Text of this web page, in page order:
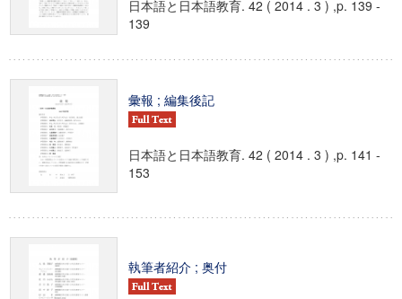
日本語と日本語教育. 42 ( 2014 . 3 ) ,p. 139 -
139
彙報 ; 編集後記
日本語と日本語教育. 42 ( 2014 . 3 ) ,p. 141 -
153
執筆者紹介 ; 奥付